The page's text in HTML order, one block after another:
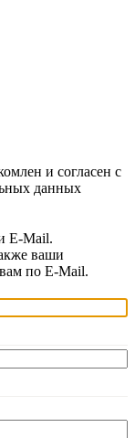
и согласен с
данных
E-Mail.
ваши
по E-Mail.